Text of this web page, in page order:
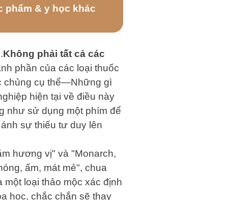
phẩm & y học khác
Không phải tất cả các
phần của các loại thuốc
chủng cụ thể—Những gì
hiện tại về điều này
như sử dụng một phím để
sự thiếu tư duy lên
hương vị" và "Monarch,
ấm, mát mẻ", chua
loại thảo mộc xác định
học, chắc chắn sẽ thay